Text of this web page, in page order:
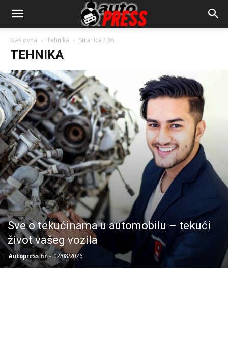
AutopressHR
Naslovna Tehnika Stranica 136
TEHNIKA
Sve o tekućinama u automobilu – tekući
život vašeg vozila
Autopress.hr - 02/08/2026